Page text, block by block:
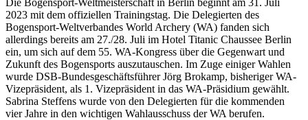
2023 mit dem offiziellen Trainingstag. Die Delegierten des
Bogensport-Weltverbandes World Archery (WA) fanden sich
allerdings bereits am 27./28. Juli im Hotel Titanic Chaussee Berlin
ein, um sich auf dem 55. WA-Kongress über die Gegenwart und
Zukunft des Bogensports auszutauschen. Im Zuge einiger Wahlen
wurde DSB-Bundesgeschäftsführer Jörg Brokamp, bisheriger WA-
Vizepräsident, als 1. Vizepräsident in das WA-Präsidium gewählt.
Sabrina Steffens wurde von den Delegierten für die kommenden
vier Jahre in den wichtigen Wahlausschuss der WA berufen.